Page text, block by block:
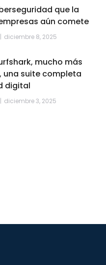
que la
aún comete
diciembre 8, 2025
mucho más
una suite completa
digital
diciembre 3, 2025